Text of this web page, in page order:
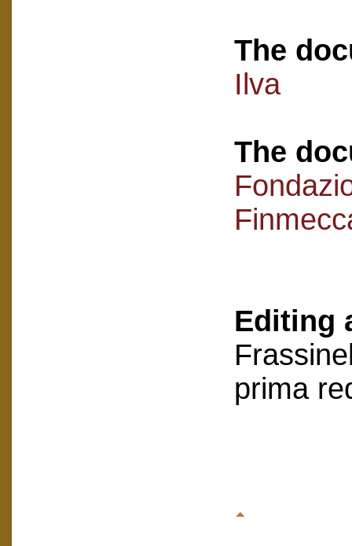
The
Ilva
The
Editing
prima